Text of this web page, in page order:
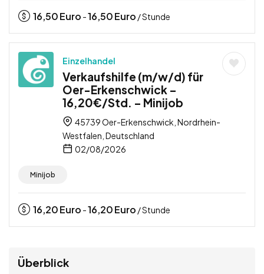
16,50Euro -16,50Euro / Stunde
Einzelhandel
Verkaufshilfe (m/w/d) für
Oer-Erkenschwick –
16,20€/Std. – Minijob
45739 Oer-Erkenschwick, Nordrhein-
Westfalen, Deutschland
02/08/2026
Minijob
16,20Euro -16,20Euro / Stunde
Überblick